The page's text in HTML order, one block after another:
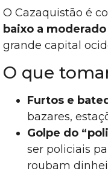
O Cazaquistão é
baixo a moderado
grande capital
O que
Furtos e
bazares,
Golpe do
ser policiais
roubam